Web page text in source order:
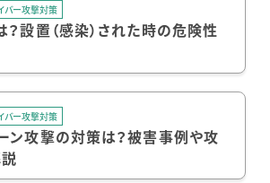
バー攻撃対策
？設置（感染）された時の危険性
バー攻撃対策
ン攻撃の対策は？被害事例や攻